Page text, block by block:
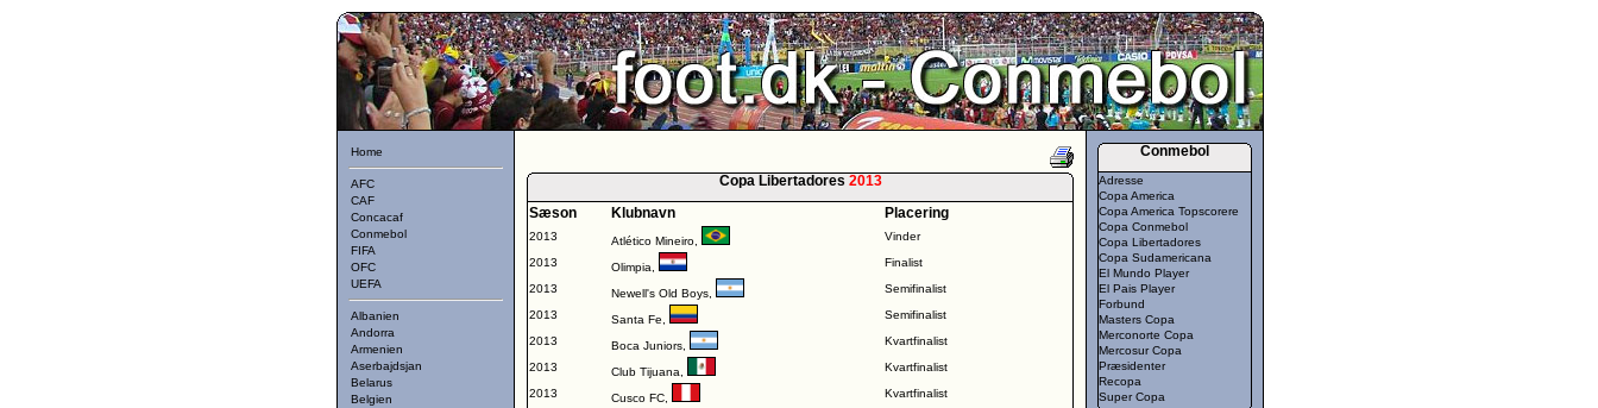
Home
AFC
CAF
Concacaf
Conmebol
FIFA
OFC
UEFA
Albanien
Andorra
Armenien
Aserbajdsjan
Belarus
Belgien
Copa Libertadores 2013
Sæson
Klubnavn Placering
2013 Atlético Mineiro
Vinder
2013
Olimpia
Finalist
2013
Newell's Old Boys
Semifinalist
2013
Santa Fe
Semifinalist
2013
Boca Juniors
Kvartfinalist
2013
Club Tijuana
Kvartfinalist
2013
Cusco FC
Kvartfinalist
Conmebol
Adresse
Copa America
Copa America Topscorere
Copa Conmebol
Copa Libertadores
Copa Sudamericana
El Mundo Player
El Pais Player
Forbund
Masters Copa
Merconorte Copa
Mercosur Copa
Præsidenter
Recopa
Super Copa